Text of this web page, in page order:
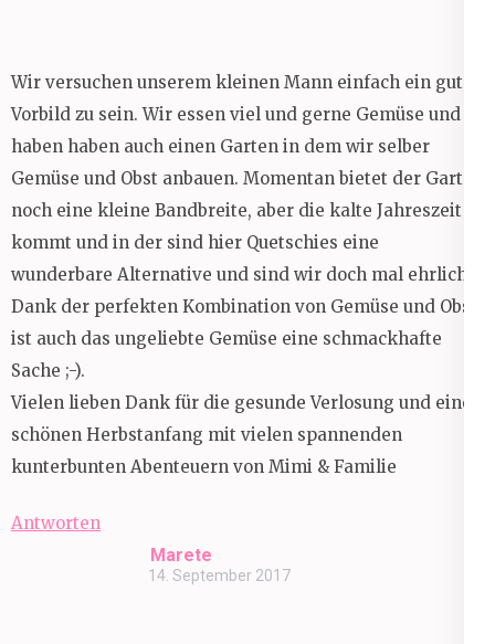
Wir versuchen unserem kleinen Mann einfach ein gutes
Vorbild zu sein. Wir essen viel und gerne Gemüse und
haben haben auch einen Garten in dem wir selber
Gemüse und Obst anbauen. Momentan bietet der Garten
noch eine kleine Bandbreite, aber die kalte Jahreszeit
kommt und in der sind hier Quetschies eine
wunderbare Alternative und sind wir doch mal ehrlich,
Dank der perfekten Kombination von Gemüse und Obst
ist auch das ungeliebte Gemüse eine schmackhafte
Sache ;-).
Vielen lieben Dank für die gesunde Verlosung und einen
schönen Herbstanfang mit vielen spannenden
kunterbunten Abenteuern von Mimi & Familie
Antworten
Marete
14. September 2017